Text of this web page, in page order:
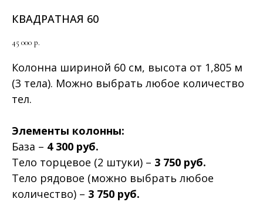
КВАДРАТНАЯ 60
45 000 р.
Колонна шириной 60 см, высота от 1,805 м
(3 тела). Можно выбрать любое количество
тел.
Элементы колонны:
База – 4 300 руб.
Тело торцевое (2 штуки) – 3 750 руб.
Тело рядовое (можно выбрать любое
количество) – 3 750 руб.